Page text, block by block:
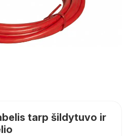
tarp šildytuvo ir